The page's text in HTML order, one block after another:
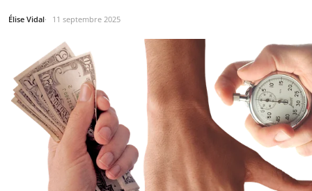
Élise Vidal 11 septembre 2025